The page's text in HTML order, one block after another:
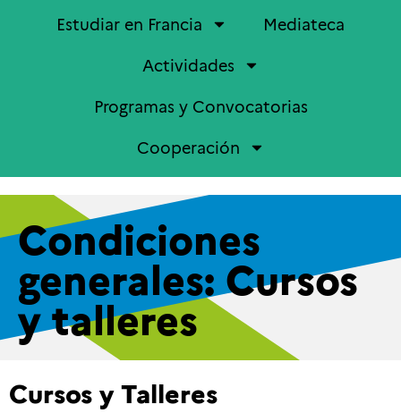
Estudiar en Francia
Mediateca
Actividades
Programas y Convocatorias
Cooperación
Condiciones
generales: Cursos
y talleres
Cursos y Talleres